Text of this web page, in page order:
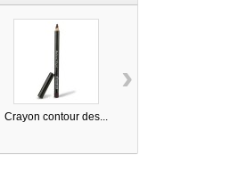
Crayon contour des...
›